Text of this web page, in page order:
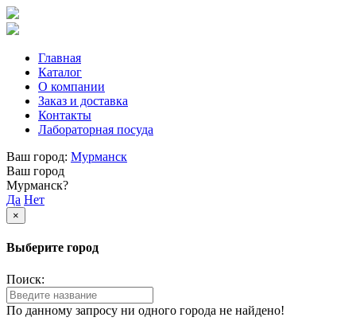
Главная
Каталог
О компании
Заказ и доставка
Контакты
Лабораторная посуда
Ваш город: Мурманск
Ваш город
Мурманск?
Да Нет
×
Выберите город
Поиск:
По данному запросу ни одного города не найдено!